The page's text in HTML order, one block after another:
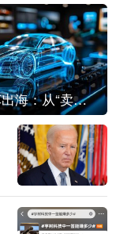
中国汽车出海：从“卖出去”到“走进去”